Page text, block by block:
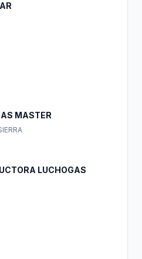
MASTER
LUCHOGAS